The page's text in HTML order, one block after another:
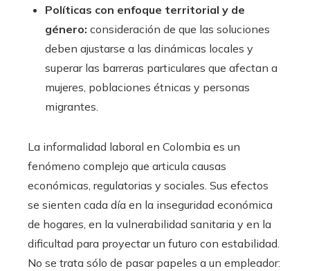
Políticas con enfoque territorial y de
género: consideración de que las soluciones
deben ajustarse a las dinámicas locales y
superar las barreras particulares que afectan a
mujeres, poblaciones étnicas y personas
migrantes.
La informalidad laboral en Colombia es un
fenómeno complejo que articula causas
económicas, regulatorias y sociales. Sus efectos
se sienten cada día en la inseguridad económica
de hogares, en la vulnerabilidad sanitaria y en la
dificultad para proyectar un futuro con estabilidad.
No se trata sólo de pasar papeles a un empleador: